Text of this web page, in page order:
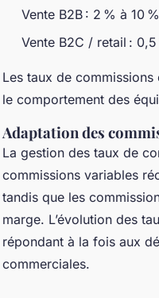
Vente B2B : 2 % à 10 %
Vente B2C / retail : 0,5
Les taux de
le comportement des
Adaptation des
La gestion des taux de
commissions variables
tandis que les
marge. L’évolution des
répondant à la fois aux
commerciales.